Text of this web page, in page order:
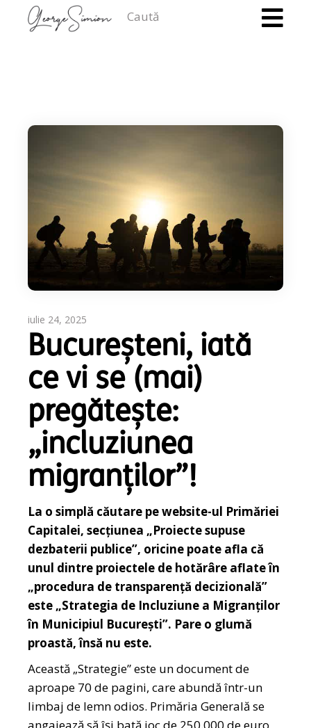
iulie 24, 2025
Bucureșteni, iată
ce vi se (mai)
pregătește:
„incluziunea
migranților”!
La o simplă căutare pe website-ul Primăriei
Capitalei, secțiunea „Proiecte supuse
dezbaterii publice”, oricine poate afla că
unul dintre proiectele de hotărâre aflate în
„procedura de transparență decizională”
este „Strategia de Incluziune a Migranților
în Municipiul București”. Pare o glumă
proastă, însă nu este.
Această „Strategie” este un document de
aproape 70 de pagini, care abundă într-un
limbaj de lemn odios. Primăria Generală se